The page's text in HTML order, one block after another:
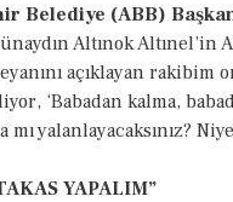
Belediye (ABB)
Altınok
açıklayan
‘Babadan kalma,
mı yalanlayacaksınız?
YAPALIM”